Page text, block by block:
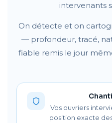
intervenants
On détecte et on
— profondeur, tracé,
fiable remis le jour
Vos ouvriers
position exacte